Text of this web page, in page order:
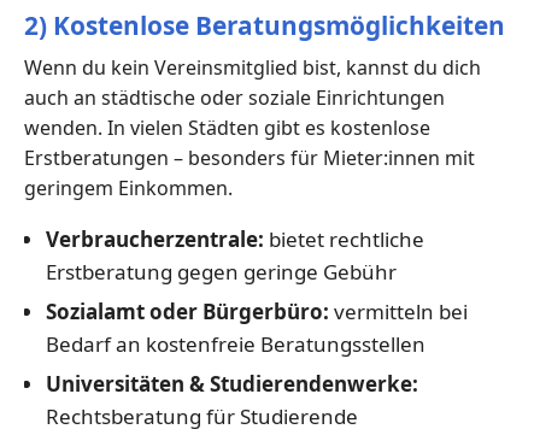
2) Kostenlose Beratungsmöglichkeiten
Wenn du kein Vereinsmitglied bist, kannst du dich
auch an städtische oder soziale Einrichtungen
wenden. In vielen Städten gibt es kostenlose
Erstberatungen – besonders für Mieter:innen mit
geringem Einkommen.
Verbraucherzentrale: bietet rechtliche
Erstberatung gegen geringe Gebühr
Sozialamt oder Bürgerbüro: vermitteln bei
Bedarf an kostenfreie Beratungsstellen
Universitäten & Studierendenwerke:
Rechtsberatung für Studierende